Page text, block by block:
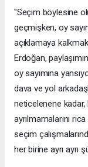
"Seçim böylesine
geçmişken, oy
açıklamaya
Erdoğan,
oy sayımına
dava ve yol
neticelenene kadar,
ayrılmamalarını
seçim
her birine ayrı ayrı